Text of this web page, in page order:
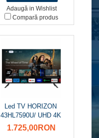
Adaugă in Wishlist
Compară produs
Led TV HORIZON
43HL7590U/ UHD 4K
1.725,00RON